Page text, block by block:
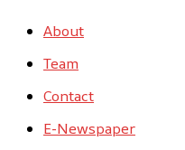
About
Team
Contact
E-Newspaper